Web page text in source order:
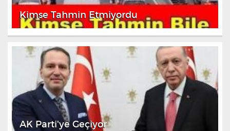
Kimse Tahmin Etmiyordu
AK Parti'ye Geçiyor